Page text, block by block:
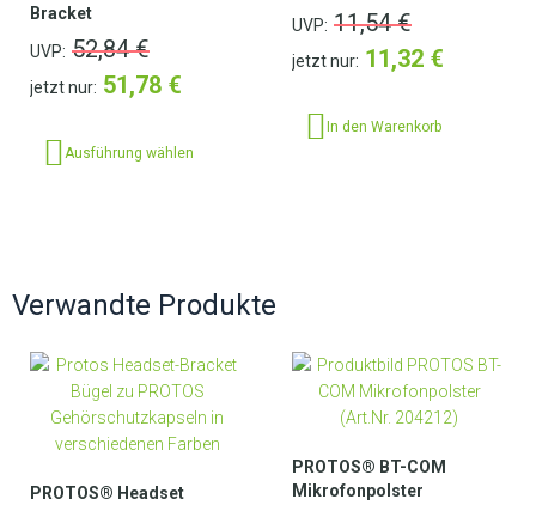
Bracket
UVP: 52,84€
jetzt nur: 51,78 €
Ausführung wählen
UVP: 11,54€
jetzt nur: 11,32 €
In den Warenkorb
Verwandte Produkte
PROTOS® Headset
PROTOS® BT-COM
Mikrofonpolster